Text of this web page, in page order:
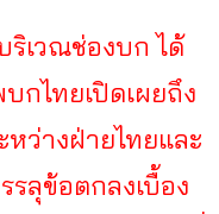
เวณช่องบก ได้
กไทยเปิดเผยถึง
หว่างฝ่ายไทยและ
ลุข้อตกลงเบื้อง